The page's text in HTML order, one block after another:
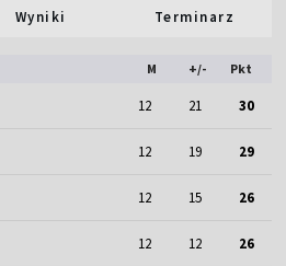
Wyniki Terminarz
M +/- Pkt
12 21 30
12 19 29
12 15 26
12 12 26